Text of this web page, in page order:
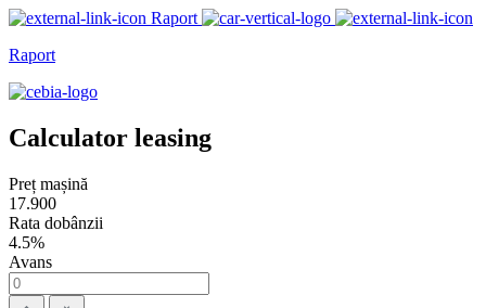
Raport
Raport
Calculator leasing
Preț mașină
17.900
Rata dobânzii
4.5%
Avans